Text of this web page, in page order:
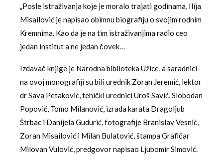
„Posle istraživanja koje je moralo trajati godinama, Ilija
Misailović je napisao obimnu biografiju o svojim rodnim
Kremnima. Kao da je na tim istraživanjima radio ceo
jedan institut a ne jedan čovek…
Izdavač knjige je Narodna biblioteka Užice, a saradnici
na ovoj monografiji su bili urednik Zoran Jeremić, lektor
dr Sava Petaković, tehički urednici Uroš Savić, Slobodan
Popović, Tomo Milanović, izrada karata Dragoljub
Štrbac i Danijela Gudurić, fotografije Branislav Vesnić,
Zoran Misailović i Milan Bulatović, štampa Grafičar
Milovan Vulović, predgovor napisao Ljubomir Simović.